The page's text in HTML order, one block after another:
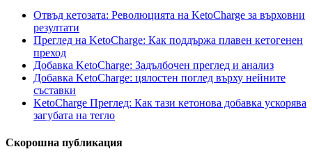
Отвъд кетозата: Революцията на KetoCharge за върховни
резултати
Преглед на KetoCharge: Как поддържа плавен кетогенен
преход
Добавка KetoCharge: Задълбочен преглед и анализ
Добавка KetoCharge: цялостен поглед върху нейните
съставки
KetoCharge Преглед: Как тази кетонова добавка ускорява
загубата на тегло
Скорошна публикация